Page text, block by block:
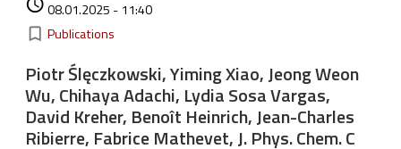
access_time08.01.2025 - 11:40
bookmark_border Kategorie
Publications
Piotr Ślęczkowski, Yiming Xiao, Jeong Weon
Wu, Chihaya Adachi, Lydia Sosa Vargas,
David Kreher, Benoît Heinrich, Jean-Charles
Ribierre, Fabrice Mathevet, J. Phys. Chem. C